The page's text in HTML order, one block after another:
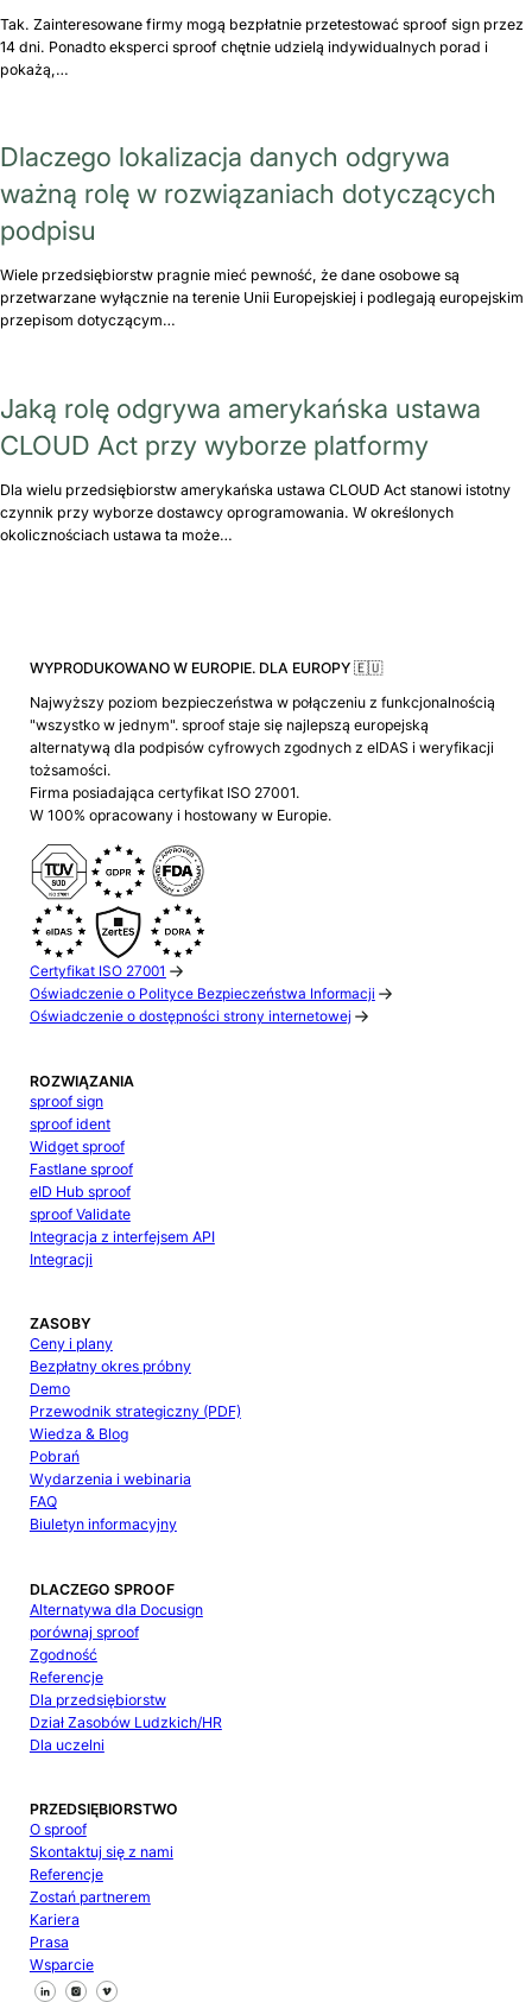
Tak. Zainteresowane firmy mogą bezpłatnie przetestować sproof sign przez
14 dni. Ponadto eksperci sproof chętnie udzielą indywidualnych porad i
pokażą,…
Dlaczego lokalizacja danych odgrywa
ważną rolę w rozwiązaniach dotyczących
podpisu
Wiele przedsiębiorstw pragnie mieć pewność, że dane osobowe są
przetwarzane wyłącznie na terenie Unii Europejskiej i podlegają europejskim
przepisom dotyczącym…
Jaką rolę odgrywa amerykańska ustawa
CLOUD Act przy wyborze platformy
Dla wielu przedsiębiorstw amerykańska ustawa CLOUD Act stanowi istotny
czynnik przy wyborze dostawcy oprogramowania. W określonych
okolicznościach ustawa ta może…
WYPRODUKOWANO W EUROPIE. DLA EUROPY 🇪🇺
Najwyższy poziom bezpieczeństwa w połączeniu z funkcjonalnością
"wszystko w jednym". sproof staje się najlepszą europejską
alternatywą dla podpisów cyfrowych zgodnych z eIDAS i weryfikacji
tożsamości.
Firma posiadająca certyfikat ISO 27001.
W 100% opracowany i hostowany w Europie.
Certyfikat ISO 27001
Oświadczenie o Polityce Bezpieczeństwa Informacji
Oświadczenie o dostępności strony internetowej
ROZWIĄZANIA
sproof sign
sproof ident
Widget sproof
Fastlane sproof
eID Hub sproof
sproof Validate
Integracja z interfejsem API
Integracji
ZASOBY
Ceny i plany
Bezpłatny okres próbny
Demo
Przewodnik strategiczny (PDF)
Wiedza & Blog
Pobrań
Wydarzenia i webinaria
FAQ
Biuletyn informacyjny
DLACZEGO SPROOF
Alternatywa dla Docusign
porównaj sproof
Zgodność
Referencje
Dla przedsiębiorstw
Dział Zasobów Ludzkich/HR
Dla uczelni
PRZEDSIĘBIORSTWO
O sproof
Skontaktuj się z nami
Referencje
Zostań partnerem
Kariera
Prasa
Wsparcie
Śledź nas na Facebooku
Śledź nas na X
Śledź nas na LinkedIn